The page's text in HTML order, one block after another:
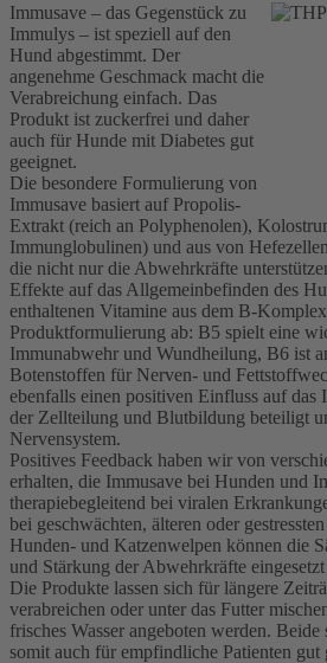
Immusave – das Gegenstück zu
Immulys – ist speziell auf den
Hund abgestimmt. Der
angenehme Geschmack macht die
Verabreichung einfach. Das
Produkt ist zuckerfrei und daher
auch für Hunde mit Diabetes gut
geeignet.
Die besondere Formulierung von
Immusave basiert auf Propolis-
Extrakt (reich an Polyphenolen),
Immunglobulinen) und aus von
die nicht nur die Abwehrkräfte
Effekte auf das Allgemeinbefinden des
enthaltenen Vitamine aus dem B-
Produktformulierung ab: B5 spielt eine
Immunabwehr und Wundheilung, B6 ist
Botenstoffen für Nerven- und
ebenfalls einen positiven Einfluss auf das
der Zellteilung und Blutbildung beteiligt
Nervensystem.
Positives Feedback haben wir von
erhalten, die Immusave bei Hunden und
therapiebegleitend bei viralen
bei geschwächten, älteren oder
Hunden- und Katzenwelpen können die
und Stärkung der Abwehrkräfte
Die Produkte lassen sich für längere
verabreichen oder unter das Futter
frisches Wasser angeboten werden.
somit auch für empfindliche Patienten gut